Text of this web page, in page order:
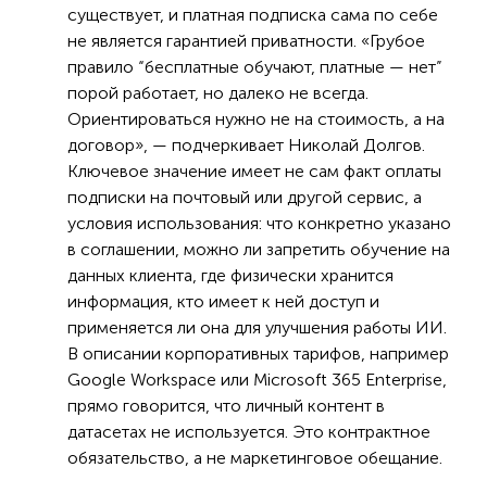
существует, и платная подписка сама по себе
не является гарантией приватности. «Грубое
правило “бесплатные обучают, платные — нет”
порой работает, но далеко не всегда.
Ориентироваться нужно не на стоимость, а на
договор», — подчеркивает Николай Долгов.
Ключевое значение имеет не сам факт оплаты
подписки на почтовый или другой сервис, а
условия использования: что конкретно указано
в соглашении, можно ли запретить обучение на
данных клиента, где физически хранится
информация, кто имеет к ней доступ и
применяется ли она для улучшения работы ИИ.
В описании корпоративных тарифов, например
Google Workspace или Microsoft 365 Enterprise,
прямо говорится, что личный контент в
датасетах не используется. Это контрактное
обязательство, а не маркетинговое обещание.